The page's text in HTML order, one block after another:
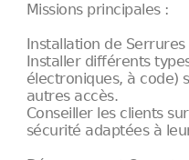
Missions principales :
Installation de
Installer différents
électroniques, à code)
autres accès.
Conseiller les clients
sécurité adaptées à